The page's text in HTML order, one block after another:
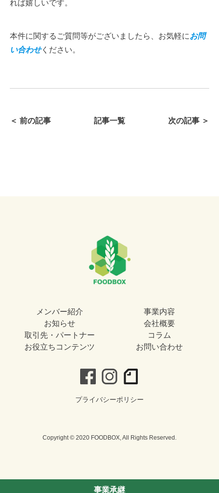
事業承継
れば嬉しいです。
本件に関するご質問等がございましたら、お気軽にお問
い合わせください。
＜ 前の記事 記事一覧 次の記事 ＞
メンバー紹介
事業内容
お知らせ
会社概要
取引先・パートナー
コラム
お役立ちコンテンツ
お問い合わせ
プライバシーポリシー
Copyright © 2020 FOODBOX, All Rights Reserved.